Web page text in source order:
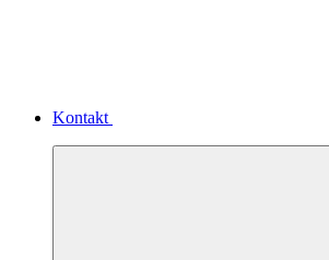
Kontakt